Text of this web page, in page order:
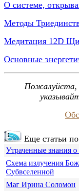
О системе,
Методы
Медитация 12D
Основные
Пожалуйста,
Еще статьи
Утраченные знания
Схема излучения
Субвселенной
Маг Ирина Соломон